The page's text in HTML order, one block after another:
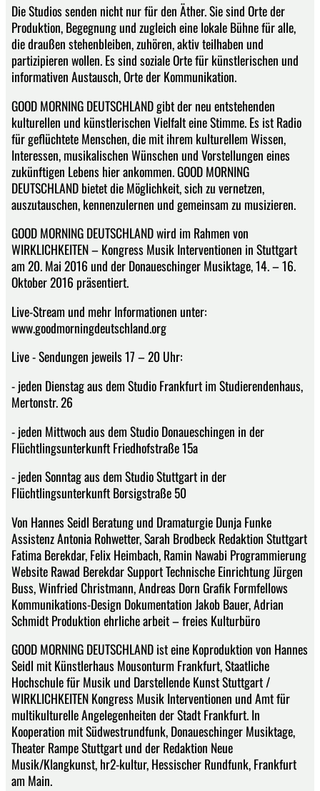
Die Studios senden nicht nur für den Äther. Sie sind Orte der
Produktion, Begegnung und zugleich eine lokale Bühne für alle,
die draußen stehenbleiben, zuhören, aktiv teilhaben und
partizipieren wollen. Es sind soziale Orte für künstlerischen und
informativen Austausch, Orte der Kommunikation.
GOOD MORNING DEUTSCHLAND gibt der neu entstehenden
kulturellen und künstlerischen Vielfalt eine Stimme. Es ist Radio
für geflüchtete Menschen, die mit ihrem kulturellem Wissen,
Interessen, musikalischen Wünschen und Vorstellungen eines
zukünftigen Lebens hier ankommen. GOOD MORNING
DEUTSCHLAND bietet die Möglichkeit, sich zu vernetzen,
auszutauschen, kennenzulernen und gemeinsam zu musizieren.
GOOD MORNING DEUTSCHLAND wird im Rahmen von
WIRKLICHKEITEN – Kongress Musik Interventionen in Stuttgart
am 20. Mai 2016 und der Donaueschinger Musiktage, 14. – 16.
Oktober 2016 präsentiert.
Live-Stream und mehr Informationen unter:
www.goodmorningdeutschland.org
Live - Sendungen jeweils 17 – 20 Uhr:
- jeden Dienstag aus dem Studio Frankfurt im Studierendenhaus,
Mertonstr. 26
- jeden Mittwoch aus dem Studio Donaueschingen in der
Flüchtlingsunterkunft Friedhofstraße 15a
- jeden Sonntag aus dem Studio Stuttgart in der
Flüchtlingsunterkunft Borsigstraße 50
Von Hannes Seidl Beratung und Dramaturgie Dunja Funke
Assistenz Antonia Rohwetter, Sarah Brodbeck Redaktion Stuttgart
Fatima Berekdar, Felix Heimbach, Ramin Nawabi Programmierung
Website Rawad Berekdar Support Technische Einrichtung Jürgen
Buss, Winfried Christmann, Andreas Dorn Grafik Formfellows
Kommunikations-Design Dokumentation Jakob Bauer, Adrian
Schmidt Produktion ehrliche arbeit – freies Kulturbüro
GOOD MORNING DEUTSCHLAND ist eine Koproduktion von Hannes
Seidl mit Künstlerhaus Mousonturm Frankfurt, Staatliche
Hochschule für Musik und Darstellende Kunst Stuttgart /
WIRKLICHKEITEN Kongress Musik Interventionen und Amt für
multikulturelle Angelegenheiten der Stadt Frankfurt. In
Kooperation mit Südwestrundfunk, Donaueschinger Musiktage,
Theater Rampe Stuttgart und der Redaktion Neue
Musik/Klangkunst, hr2-kultur, Hessischer Rundfunk, Frankfurt
am Main.